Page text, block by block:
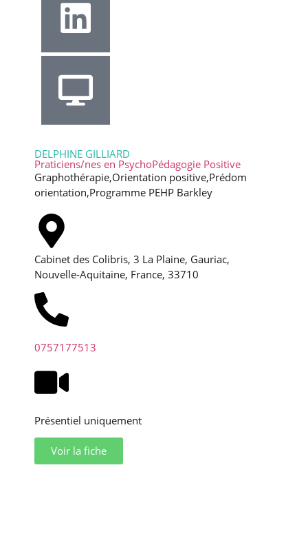
DELPHINE GILLIARD
Praticiens/nes en PsychoPédagogie Positive
Graphothérapie,Orientation positive,Prédom
orientation,Programme PEHP Barkley
Cabinet des Colibris, 3 La Plaine, Gauriac,
Nouvelle-Aquitaine, France, 33710
0757177513
Présentiel uniquement
Voir la fiche